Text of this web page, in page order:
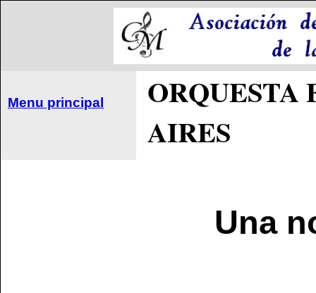
Menu principal
ORQUESTA
AIRES
Una